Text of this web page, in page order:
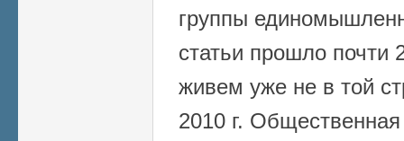
группы
статьи прошло почти
живем уже не в той
2010 г.